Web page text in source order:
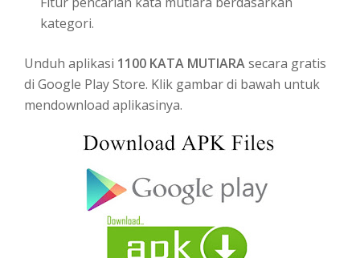
kategori.
Unduh aplikasi 1100 KATA MUTIARAsecara gratis
di Google Play Store. Klik gambar di bawah untuk
mendownload aplikasinya.